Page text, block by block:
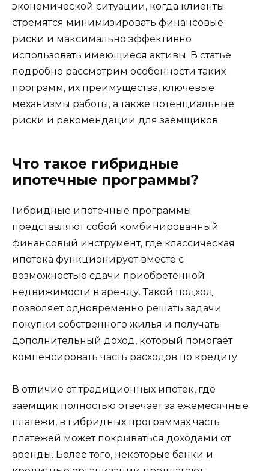
экономической ситуации, когда клиенты
стремятся минимизировать финансовые
риски и максимально эффективно
использовать имеющиеся активы. В статье
подробно рассмотрим особенности таких
программ, их преимущества, ключевые
механизмы работы, а также потенциальные
риски и рекомендации для заемщиков.
Что такое гибридные
ипотечные программы?
Гибридные ипотечные программы
представляют собой комбинированный
финансовый инструмент, где классическая
ипотека функционирует вместе с
возможностью сдачи приобретённой
недвижимости в аренду. Такой подход
позволяет одновременно решать задачи
покупки собственного жилья и получать
дополнительный доход, который помогает
компенсировать часть расходов по кредиту.
В отличие от традиционных ипотек, где
заемщик полностью отвечает за ежемесячные
платежи, в гибридных программах часть
платежей может покрываться доходами от
аренды. Более того, некоторые банки и